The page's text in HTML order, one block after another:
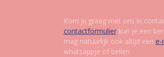
Kom jij graag met ons in
contactformulierkun je een
mag natuurlijk ook altijd een e-
whatsappje of bellen.